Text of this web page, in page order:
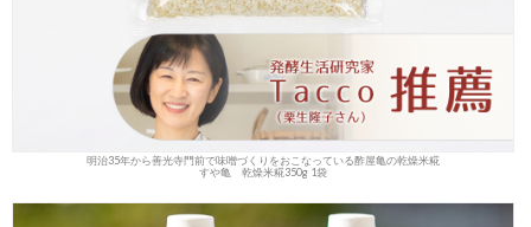
明治35年から善光寺門前で味噌づくりをおこなっている酢屋亀の乾燥米糀
すや亀 乾燥米糀350g 1袋